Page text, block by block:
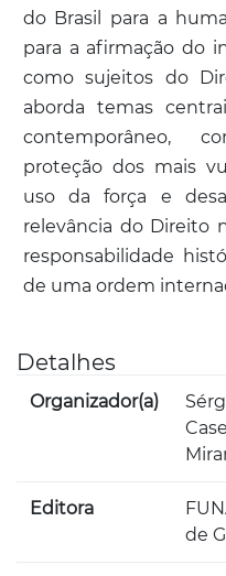
do Brasil para a
para a afirmação do
como sujeitos do
aborda temas
contemporâneo,
proteção dos mais
uso da força e
relevância do Direito
responsabilidade
de uma ordem
Detalhes
Organizador(a)
Editora
de